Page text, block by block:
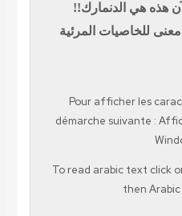
هذه هي الدنمارك!!
للخاصيات المرئية
Pour afficher les
démarche suivante :
To read arabictext click
then